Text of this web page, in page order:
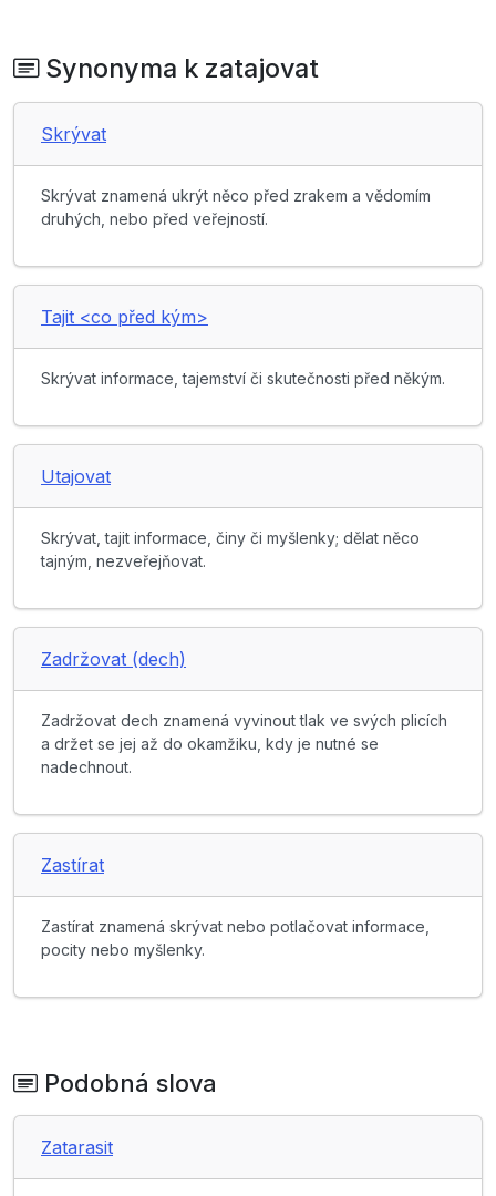
Synonyma k zatajovat
Skrývat
Skrývat znamená ukrýt něco před zrakem a vědomím
druhých, nebo před veřejností.
Tajit <co před kým>
Skrývat informace, tajemství či skutečnosti před někým.
Utajovat
Skrývat, tajit informace, činy či myšlenky; dělat něco
tajným, nezveřejňovat.
Zadržovat (dech)
Zadržovat dech znamená vyvinout tlak ve svých plicích
a držet se jej až do okamžiku, kdy je nutné se
nadechnout.
Zastírat
Zastírat znamená skrývat nebo potlačovat informace,
pocity nebo myšlenky.
Podobná slova
Zatarasit